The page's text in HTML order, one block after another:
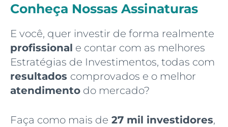
Conheça Nossas Assinaturas
E você, quer investir de forma realmente
profissional e contar com as melhores
Estratégias de Investimentos, todas com
resultados comprovados e o melhor
atendimento do mercado?
Faça como mais de 27 mil investidores,